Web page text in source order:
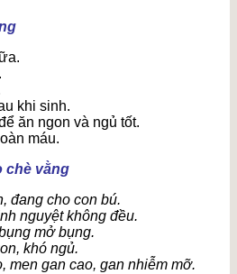
khi sinh.
ăn ngon và ngủ tốt.
máu.
chè vằng
đang cho con bú.
nguyệt không đều.
mở bụng.
khó ngủ.
men gan cao, gan nhiễm mỡ.